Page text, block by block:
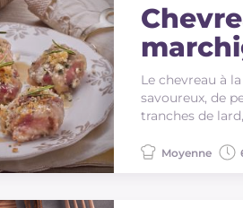
Le chevreau à
savoureux, de
tranches de
Moyenne